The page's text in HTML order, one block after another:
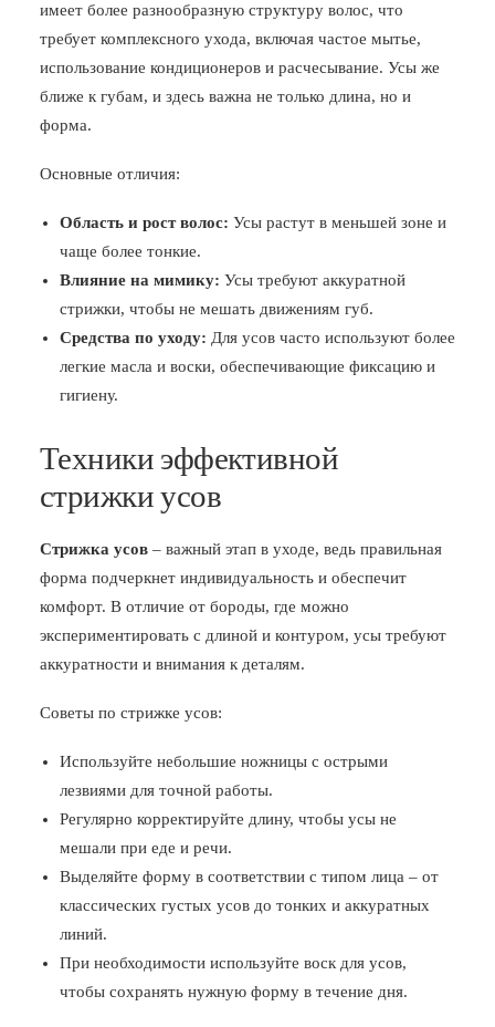
имеет более разнообразную структуру волос, что
требует комплексного ухода, включая частое мытье,
использование кондиционеров и расчесывание. Усы же
ближе к губам, и здесь важна не только длина, но и
форма.
Основные отличия:
Область и рост волос: Усы растут в меньшей зоне и
чаще более тонкие.
Влияние на мимику: Усы требуют аккуратной
стрижки, чтобы не мешать движениям губ.
Средства по уходу: Для усов часто используют более
легкие масла и воски, обеспечивающие фиксацию и
гигиену.
Техники эффективной
стрижки усов
Стрижка усов – важный этап в уходе, ведь правильная
форма подчеркнет индивидуальность и обеспечит
комфорт. В отличие от бороды, где можно
экспериментировать с длиной и контуром, усы требуют
аккуратности и внимания к деталям.
Советы по стрижке усов:
Используйте небольшие ножницы с острыми
лезвиями для точной работы.
Регулярно корректируйте длину, чтобы усы не
мешали при еде и речи.
Выделяйте форму в соответствии с типом лица – от
классических густых усов до тонких и аккуратных
линий.
При необходимости используйте воск для усов,
чтобы сохранять нужную форму в течение дня.